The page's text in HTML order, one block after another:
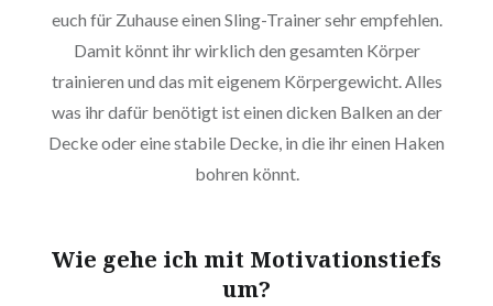
euch für Zuhause einen Sling-Trainer sehr empfehlen.
Damit könnt ihr wirklich den gesamten Körper
trainieren und das mit eigenem Körpergewicht. Alles
was ihr dafür benötigt ist einen dicken Balken an der
Decke oder eine stabile Decke, in die ihr einen Haken
bohren könnt.
Wie gehe ich mit Motivationstiefs
um?